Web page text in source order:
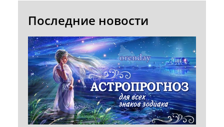
Последние новости